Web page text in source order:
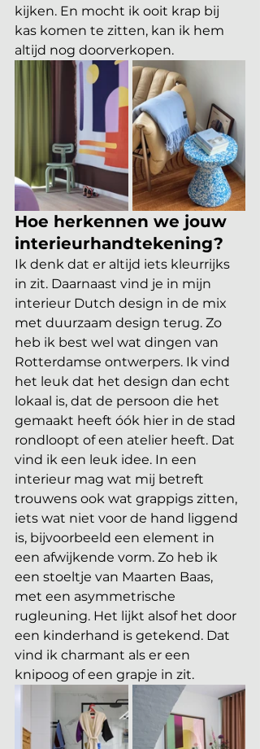
kijken. En mocht ik ooit krap bij
kas komen te zitten, kan ik hem
altijd nog doorverkopen.
Hoe herkennen we jouw
interieurhandtekening?
Ik denk dat er altijd iets kleurrijks
in zit. Daarnaast vind je in mijn
interieur Dutch design in de mix
met duurzaam design terug. Zo
heb ik best wel wat dingen van
Rotterdamse ontwerpers. Ik vind
het leuk dat het design dan echt
lokaal is, dat de persoon die het
gemaakt heeft óók hier in de stad
rondloopt of een atelier heeft. Dat
vind ik een leuk idee. In een
interieur mag wat mij betreft
trouwens ook wat grappigs zitten,
iets wat niet voor de hand liggend
is, bijvoorbeeld een element in
een afwijkende vorm. Zo heb ik
een stoeltje van Maarten Baas,
met een asymmetrische
rugleuning. Het lijkt alsof het door
een kinderhand is getekend. Dat
vind ik charmant als er een
knipoog of een grapje in zit.